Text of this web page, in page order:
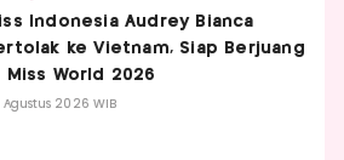
Indonesia Audrey Bianca
ke Vietnam, Siap Berjuang
Miss World 2026
Agustus 2026 WIB